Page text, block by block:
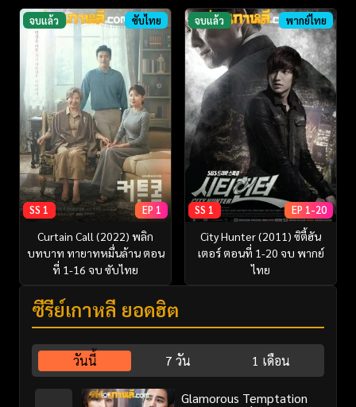
จบแล้ว ซับไทย
SS 1 EP 1
Curtain Call (2022) พลิก
บทบาท ทายาทหมื่นล้าน ตอน
ที่ 1-16 จบ ซับไทย
จบแล้ว พากย์ไทย
SS 1 EP 1-20
City Hunter (2011) ซิตี้ฮัน
เตอร์ ตอนที่ 1-20 จบ พากย์
ไทย
ซีรี่ย์เกาหลี ยอดฮิต
วันนี้ 7 วัน 1 เดือน
Glamorous Temptation